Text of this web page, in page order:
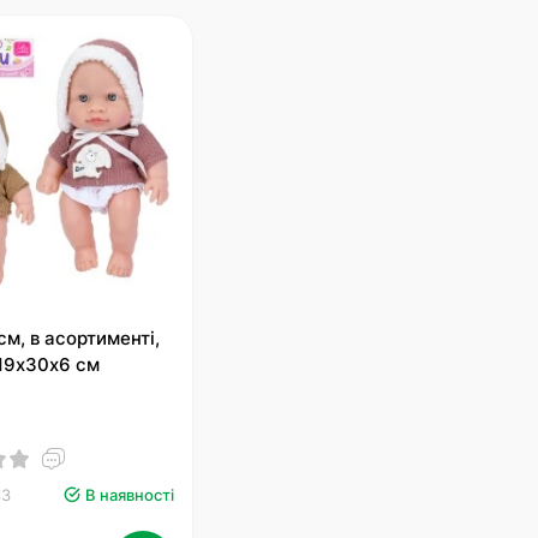
в асортименті,
см
В наявності